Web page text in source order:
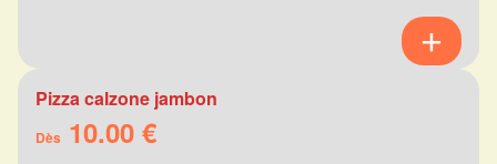
Pizza calzone jambon
Dès 10.00 €